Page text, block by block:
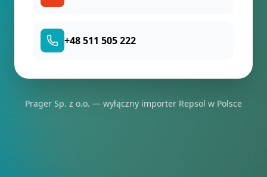
+48 511 505 222
Prager Sp. z o.o. — wyłączny importer Repsol w Polsce